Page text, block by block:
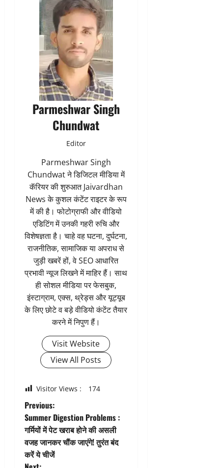
Parmeshwar Singh
Chundwat
Editor
Parmeshwar Singh
Chundwat ने डिजिटल मीडिया में
कॅरियर की शुरुआत Jaivardhan
News के कुशल कंटेंट राइटर के रूप
में की है। फोटोग्राफी और वीडियो
एडिटिंग में उनकी गहरी रुचि और
विशेषज्ञता है। चाहे वह घटना, दुर्घटना,
राजनीतिक, सामाजिक या अपराध से
जुड़ी खबरें हों, वे SEO आधारित
प्रभावी न्यूज लिखने में माहिर हैं। साथ
ही सोशल मीडिया पर फेसबुक,
इंस्टाग्राम, एक्स, थ्रेड्स और यूट्यूब
के लिए छोटे व बड़े वीडियो कंटेंट तैयार
करने में निपुण हैं।
Visit Website
View All Posts
Visitor Views : 174
P
o
s
Previous:
Summer Digestion Problems :
गर्मियों में पेट खराब होने की असली
वजह जानकर चौंक जाएंगे! तुरंत बंद
करें ये चीजें